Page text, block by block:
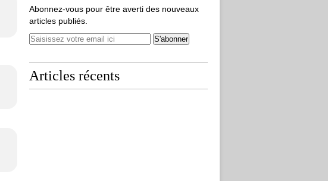
Abonnez-vous pour être averti des nouveaux
articles publiés.
Articles récents